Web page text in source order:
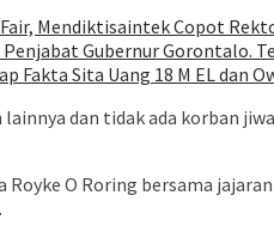
Mendiktisaintek Copot
Gubernur Gorontalo.
Fakta Sita Uang 18 M EL dan
dan tidak ada korban
O Roring bersama